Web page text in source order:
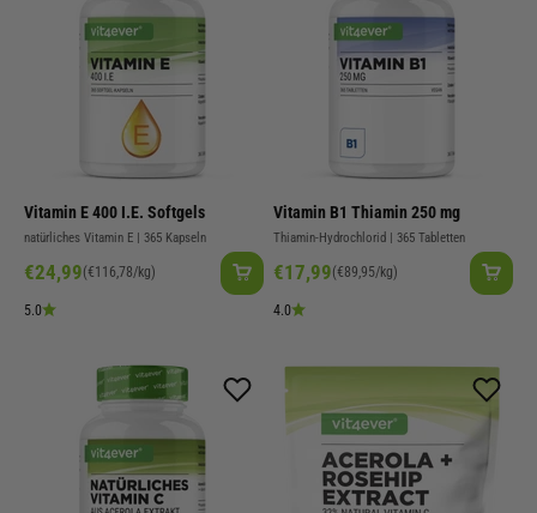
Vitamin E 400 I.E. Softgels
natürliches Vitamin E | 365 Kapseln
Angebot
€24,99(€116,78/kg)
5.0
Vitamin B1 Thiamin 250 mg
Thiamin-Hydrochlorid | 365 Tabletten
Angebot
€17,99(€89,95/kg)
4.0